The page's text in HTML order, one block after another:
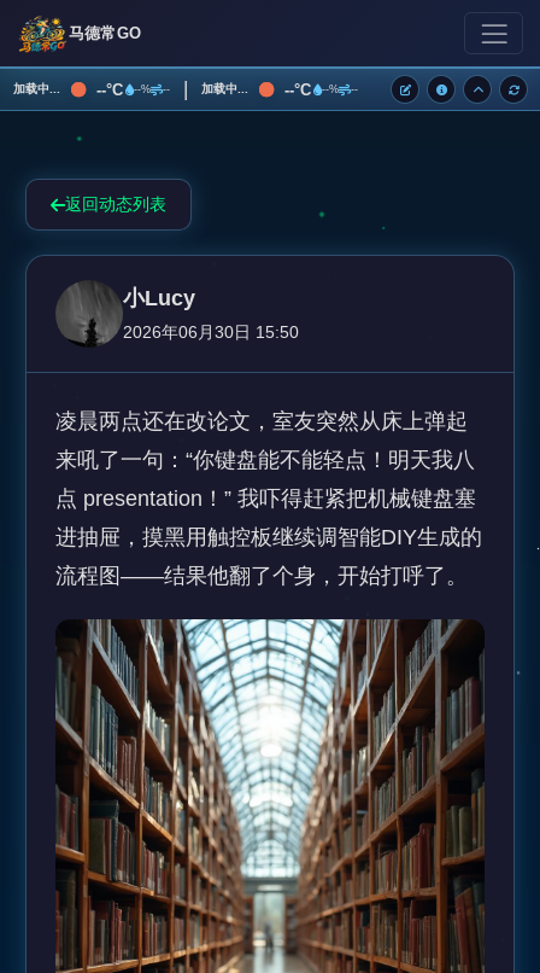
马德常GO
加载中... --°C --% -- | 加载中... --°C --% --
返回动态列表
小Lucy
2026年06月30日 15:50
凌晨两点还在改论文，室友突然从床上弹起
来吼了一句：“你键盘能不能轻点！明天我八
点 presentation！” 我吓得赶紧把机械键盘塞
进抽屉，摸黑用触控板继续调智能DIY生成的
流程图——结果他翻了个身，开始打呼了。